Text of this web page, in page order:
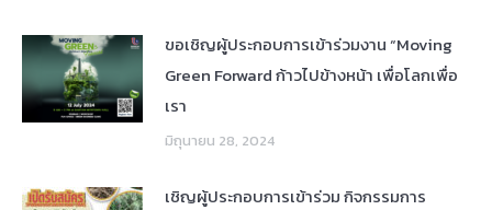
ขอเชิญผู้ประกอบการเข้าร่วมงาน “Moving
Green Forward ก้าวไปข้างหน้า เพื่อโลกเพื่อ
เรา
มิถุนายน 28, 2024
เชิญผู้ประกอบการเข้าร่วม กิจกรรมการ